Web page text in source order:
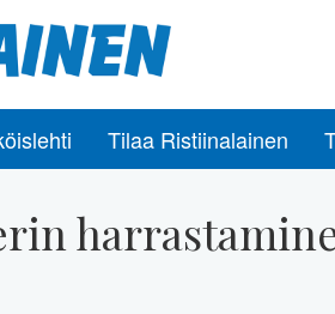
Tilaa Ristiinalainen